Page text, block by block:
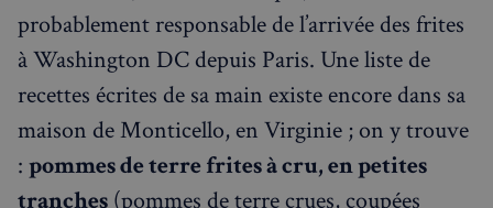
probablement responsable de l’arrivée des frites
à Washington DC depuis Paris. Une liste de
recettes écrites de sa main existe encore dans sa
maison de Monticello, en Virginie ; on y trouve
: pommes de terre frites à cru, en petites
tranches (pommes de terre crues, coupées